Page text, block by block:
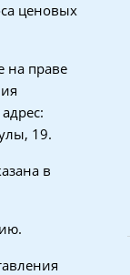
ценовых
на праве
19.
в